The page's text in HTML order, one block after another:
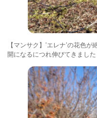
【マンサク】’エレナ’の花色
開になるにつれ伸びてきまし